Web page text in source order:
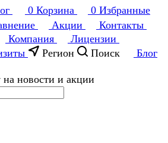
0 Корзина 0 Избранные
Акции
Контакты
Компания
Лицензии
Регион Поиск
Блог
новости и акции